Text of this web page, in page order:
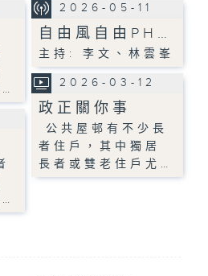
2026-05-11
自由風自由PH…
主持: 李文、林雲峯
2026-03-12
政正關你事
公共屋邨有不少長
者住戶，其中獨居
長者或雙老住戶尤…